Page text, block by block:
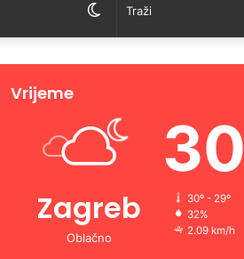
Switch
skin
Vrijeme
Zagreb
Oblačno
30
30º - 29º
32%
2.09 km/h